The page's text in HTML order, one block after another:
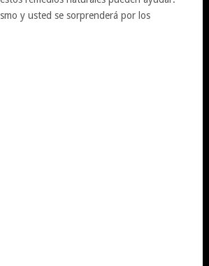
y usted se sorprenderá por los